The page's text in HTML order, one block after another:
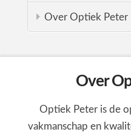
Over Optiek Peter
Over
Optiek Peter is de
vakmanschap en